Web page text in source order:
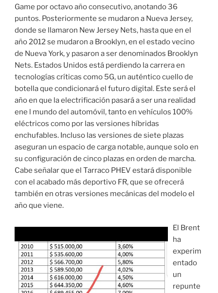
Game por octavo año consecutivo, anotando 36
puntos. Posteriormente se mudaron a Nueva Jersey,
donde se llamaron New Jersey Nets, hasta que en el
año 2012 se mudaron a Brooklyn, en el estado vecino
de Nueva York, y pasaron a ser denominados Brooklyn
Nets. Estados Unidos está perdiendo la carrera en
tecnologías críticas como 5G, un auténtico cuello de
botella que condicionará el futuro digital. Este será el
año en que la electrificación pasará a ser una realidad
ene l mundo del automóvil, tanto en vehículos 100%
eléctricos como por las versiones híbridas
enchufables. Incluso las versiones de siete plazas
aseguran un espacio de carga notable, aunque solo en
su configuración de cinco plazas en orden de marcha.
Cabe señalar que el Tarraco PHEV estará disponible
con el acabado más deportivo FR, que se ofrecerá
también en otras versiones mecánicas del modelo el
año que viene.
El Brent
ha
experim
entado
un
repunte